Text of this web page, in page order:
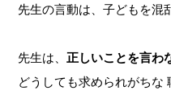
先⽣の⾔動は、⼦どもを混
先⽣は、正しいことを⾔わ
どうしても求められがちな